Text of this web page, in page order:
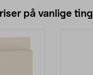
på vanlige ting